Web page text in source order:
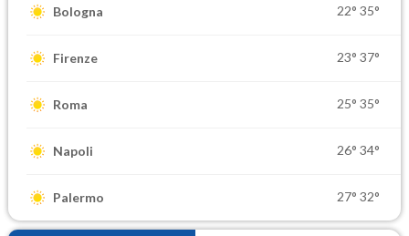
Bologna 22° 35°
Firenze 23° 37°
Roma 25° 35°
Napoli 26° 34°
Palermo 27° 32°